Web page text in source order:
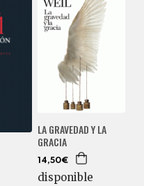
LA GRAVEDAD Y LA
GRACIA
14,50€
disponible